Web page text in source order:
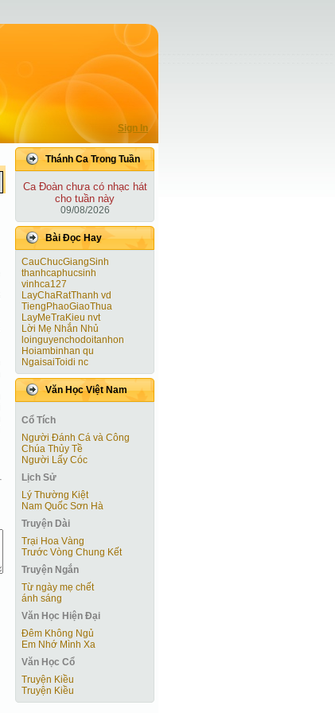
Sign In
Thánh Ca Trong Tuần
Ca Ðoàn chưa có nhạc hát
cho tuần này
09/08/2026
Bài Ðọc Hay
CauChucGiangSinh
thanhcaphucsinh
vinhca127
LayChaRatThanh vd
TiengPhaoGiaoThua
LayMeTraKieu nvt
Lời Mẹ Nhắn Nhủ
loinguyenchodoitanhon
Hoiambinhan qu
NgaisaiToidi nc
Văn Học Việt Nam
Cổ Tích
Người Ðánh Cá và Công
Chúa Thủy Tề
Người Lấy Cóc
Lịch Sử
Lý Thường Kiệt
Nam Quốc Sơn Hà
Truyện Dài
Trại Hoa Vàng
Trước Vòng Chung Kết
Truyện Ngắn
Từ ngày mẹ chết
ánh sáng
Văn Học Hiện Ðại
Đêm Không Ngủ
Em Nhớ Mình Xa
Văn Học Cổ
Truyện Kiều
Truyện Kiều